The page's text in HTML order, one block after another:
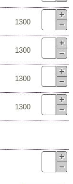
1300
1300
1300
1300